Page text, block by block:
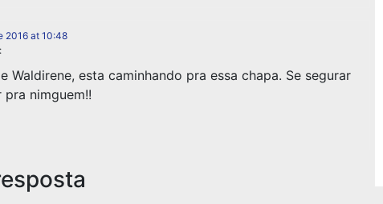
2016 at 10:48
Waldirene, esta caminhando pra essa chapa. Se segurar
pra nimguem!!